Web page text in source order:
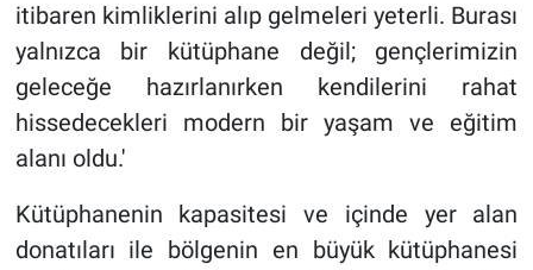
itibaren kimliklerini alıp gelmeleri yeterli. Burası
yalnızca bir kütüphane değil; gençlerimizin
geleceğe hazırlanırken kendilerini rahat
hissedecekleri modern bir yaşam ve eğitim
alanı oldu.'
Kütüphanenin kapasitesi ve içinde yer alan
donatıları ile bölgenin en büyük kütüphanesi